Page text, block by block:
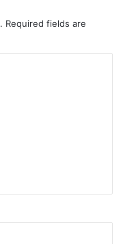
Required fields are